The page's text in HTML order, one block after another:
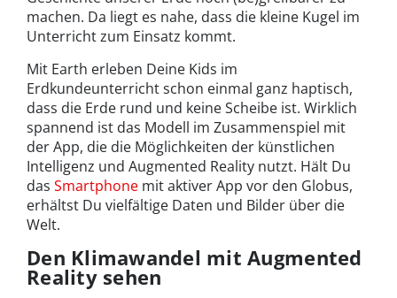
machen. Da liegt es nahe, dass die kleine Kugel im
Unterricht zum Einsatz kommt.
Mit Earth erleben Deine Kids im
Erdkundeunterricht schon einmal ganz haptisch,
dass die Erde rund und keine Scheibe ist. Wirklich
spannend ist das Modell im Zusammenspiel mit
der App, die die Möglichkeiten der künstlichen
Intelligenz und Augmented Reality nutzt. Hält Du
das Smartphone mit aktiver App vor den Globus,
erhältst Du vielfältige Daten und Bilder über die
Welt.
Den Klimawandel mit Augmented
Reality sehen